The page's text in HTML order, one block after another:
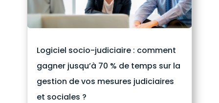
Logiciel socio-judiciaire : comment
gagner jusqu’à 70 % de temps sur la
gestion de vos mesures judiciaires
et sociales ?